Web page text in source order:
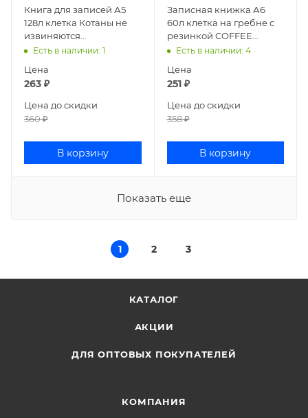
Книга для записей А5
128л клетка Котаны не
извиняются
ЕТИФ5128677
Есть в наличии: 1
Цена
263 ₽
Цена до скидки
360₽
В корзину
Записная книжка А6
60л клетка на гребне с
резинкой COFFEЕ
HOUSE 7-60-005/02
Есть в наличии: 4
Цена
251₽
Цена до скидки
358₽
В корзину
Показать еще
1 2 3
КАТАЛОГ
АКЦИИ
ДЛЯ ОПТОВЫХ ПОКУПАТЕЛЕЙ
КОМПАНИЯ